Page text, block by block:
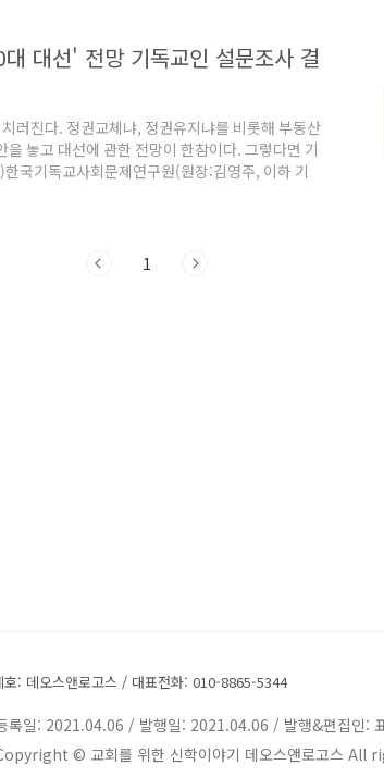
대선..
대선' 전망 기독교인 설문조사 결
러진다. 정권교체냐, 정권유지냐를 비롯해 부동산
놓고 대선에 관한 전망이 한참이다. 그렇다면 기
국기독교사회문제연구원(원장:김영주, 이하 기
사 연구' 설문조사 결과를 발표할 예정이다. 기
데 지난 3일(목) '2021 대선정국과 한국교회'라는
1
: 데오스앤로고스 / 대표전화: 010-8865-5344
록일: 2021.04.06 / 발행일: 2021.04.06 / 발행&편집인:
© 교회를 위한 신학이야기 데오스앤로고스 All